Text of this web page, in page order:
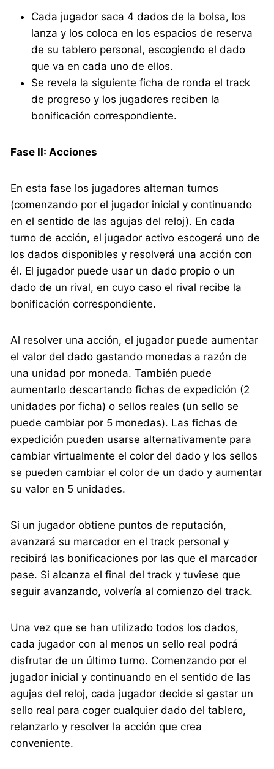
Cada jugador saca 4 dados de la bolsa, los
lanza y los coloca en los espacios de reserva
de su tablero personal, escogiendo el dado
que va en cada uno de ellos.
Se revela la siguiente ficha de ronda el track
de progreso y los jugadores reciben la
bonificación correspondiente.
Fase II: Acciones
En esta fase los jugadores alternan turnos
(comenzando por el jugador inicial y continuando
en el sentido de las agujas del reloj). En cada
turno de acción, el jugador activo escogerá uno de
los dados disponibles y resolverá una acción con
él. El jugador puede usar un dado propio o un
dado de un rival, en cuyo caso el rival recibe la
bonificación correspondiente.
Al resolver una acción, el jugador puede aumentar
el valor del dado gastando monedas a razón de
una unidad por moneda. También puede
aumentarlo descartando fichas de expedición (2
unidades por ficha) o sellos reales (un sello se
puede cambiar por 5 monedas). Las fichas de
expedición pueden usarse alternativamente para
cambiar virtualmente el color del dado y los sellos
se pueden cambiar el color de un dado y aumentar
su valor en 5 unidades.
Si un jugador obtiene puntos de reputación,
avanzará su marcador en el track personal y
recibirá las bonificaciones por las que el marcador
pase. Si alcanza el final del track y tuviese que
seguir avanzando, volvería al comienzo del track.
Una vez que se han utilizado todos los dados,
cada jugador con al menos un sello real podrá
disfrutar de un último turno. Comenzando por el
jugador inicial y continuando en el sentido de las
agujas del reloj, cada jugador decide si gastar un
sello real para coger cualquier dado del tablero,
relanzarlo y resolver la acción que crea
conveniente.